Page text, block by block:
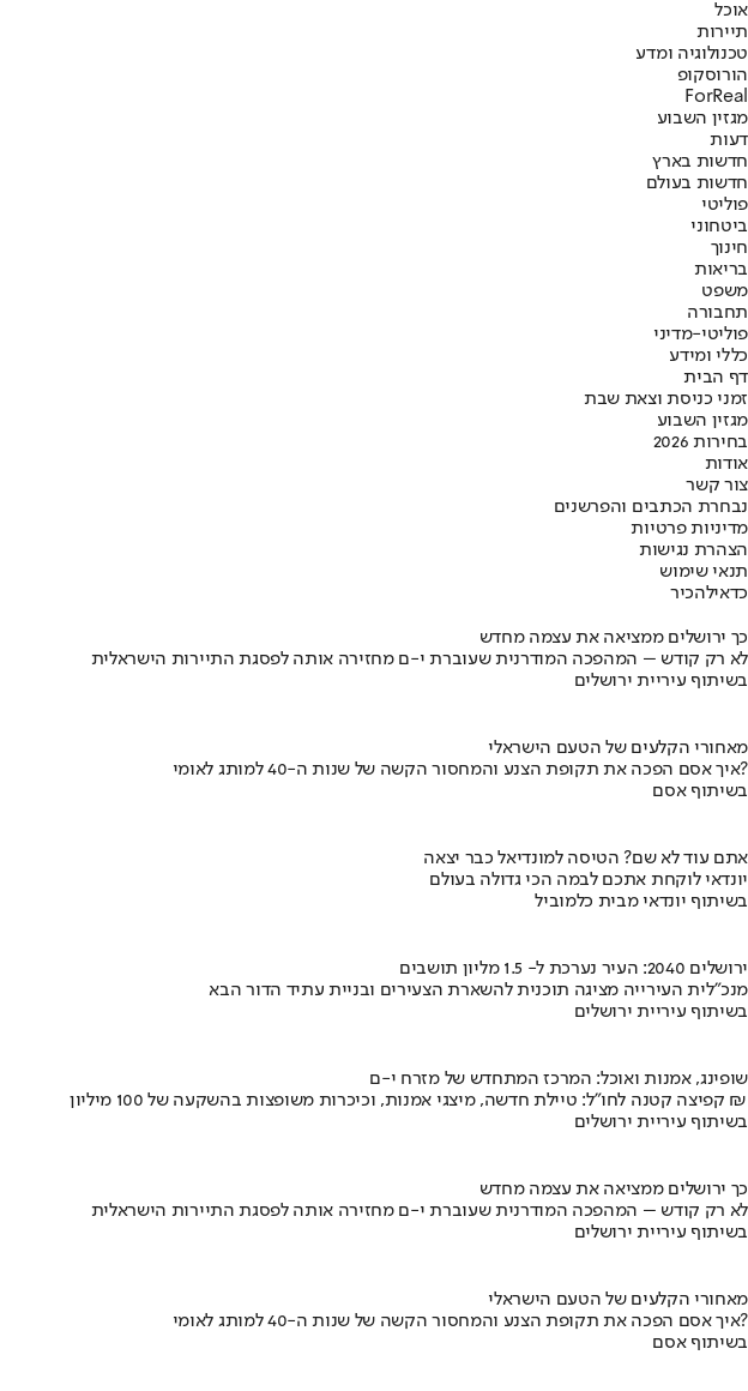
אוכל
תיירות
טכנולוגיה ומדע
הורוסקופ
ForReal
מגזין השבוע
דעות
חדשות בארץ
חדשות בעולם
פוליטי
ביטחוני
חינוך
בריאות
משפט
תחבורה
פוליטי-מדיני
כללי ומידע
דף הבית
זמני כניסת וצאת שבת
מגזין השבוע
בחירות 2026
אודות
צור קשר
נבחרת הכתבים והפרשנים
מדיניות פרטיות
הצהרת נגישות
תנאי שימוש
כדאילהכיר
כך ירושלים ממציאה את עצמה מחדש
לא רק קודש – המהפכה המודרנית שעוברת י-ם מחזירה אותה לפסגת התיירות הישראלית
בשיתוף עיריית ירושלים
מאחורי הקלעים של הטעם הישראלי
איך אסם הפכה את תקופת הצנע והמחסור הקשה של שנות ה-40 למותג לאומי?
בשיתוף אסם
אתם עוד לא שם? הטיסה למונדיאל כבר יצאה
יונדאי לוקחת אתכם לבמה הכי גדולה בעולם
בשיתוף יונדאי מבית כלמוביל
ירושלים 2040: העיר נערכת ל- 1.5 מליון תושבים
מנכ"לית העירייה מציגה תוכנית להשארת הצעירים ובניית עתיד הדור הבא
בשיתוף עיריית ירושלים
שופינג, אמנות ואוכל: המרכז המתחדש של מזרח י-ם
קפיצה קטנה לחו"ל: טיילת חדשה, מיצגי אמנות, וכיכרות משופצות בהשקעה של 100 מיליון ₪
בשיתוף עיריית ירושלים
כך ירושלים ממציאה את עצמה מחדש
לא רק קודש – המהפכה המודרנית שעוברת י-ם מחזירה אותה לפסגת התיירות הישראלית
בשיתוף עיריית ירושלים
מאחורי הקלעים של הטעם הישראלי
איך אסם הפכה את תקופת הצנע והמחסור הקשה של שנות ה-40 למותג לאומי?
בשיתוף אסם